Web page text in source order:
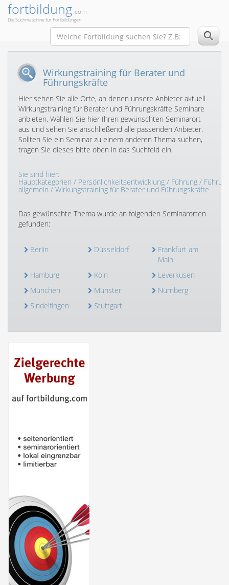
fortbildung.com
Die Suchmaschine für Fortbildungen
Wirkungstraining für Berater und
Führungskräfte
Hier sehen Sie alle Orte, an denen unsere Anbieter aktuell
Wirkungstraining für Berater und Führungskräfte Seminare
anbieten. Wählen Sie hier Ihren gewünschten Seminarort
aus und sehen Sie anschließend alle passenden Anbieter.
Sollten Sie ein Seminar zu einem anderen Thema suchen,
tragen Sie dieses bitte oben in das Suchfeld ein.
Sie sind hier:
Hauptkategorien / Persönlichkeitsentwicklung / Führung /
allgemein / Wirkungstraining für Berater und Führungskräfte
Das gewünschte Thema wurde an folgenden Seminarorten
gefunden:
Berlin Düsseldorf
Frankfurt am
Main
Hamburg
Köln
Leverkusen
München
Münster
Nürnberg
Sindelfingen
Stuttgart